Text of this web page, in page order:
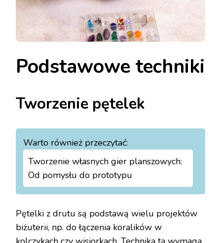
Podstawowe techniki
Tworzenie pętelek
Warto również przeczytać:
Tworzenie własnych gier planszowych:
Od pomysłu do prototypu
Pętelki z drutu są podstawą wielu projektów
biżuterii, np. do łączenia koralików w